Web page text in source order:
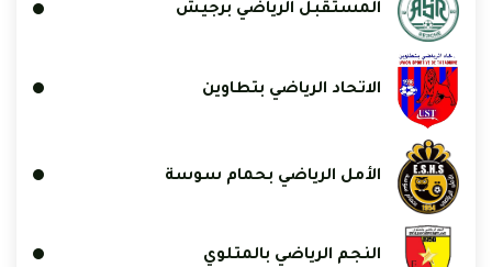
المستقبل الرياضي برجيش
الاتحاد الرياضي بتطاوين
الأمل الرياضي بحمام سوسة
النجم الرياضي بالمتلوي